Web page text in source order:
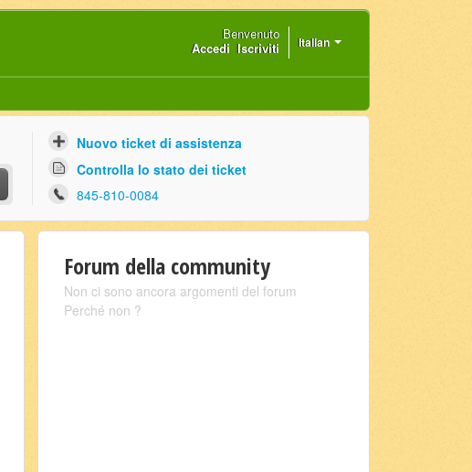
Italian
Benvenuto
Accedi Iscriviti
Nuovo ticket di assistenza
Controlla lo stato dei ticket
845-810-0084
Forum della community
Non ci sono ancora argomenti del forum
Perché non ?